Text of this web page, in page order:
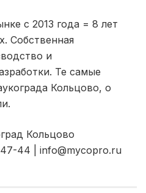
с 2013 года = 8 лет
Собственная
и
Те самые
Кольцово, о
Кольцово
44 | info@mycopro.ru